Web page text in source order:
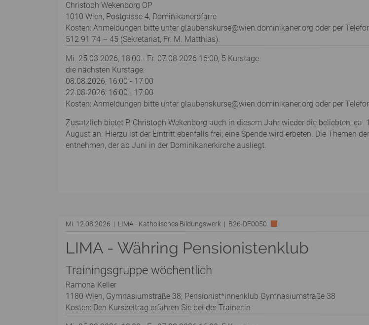
Christoph Wekenborg OP
1010 Wien, Postgasse 4, Dominikanerpfarre
Kosten: Anmeldungen bitte unter glaubenskurse@wien.dominikaner.org oder per
512 91 74 – 45 (Sekretariat, Fr. M. Matthias).
Mi. 25.03.2026, 18:00 - Fr. 07.08.2026 16:00, 5 Kurstage
die nächsten Kurstage:
08.08.2026, 16:00 - 17:00
22.08.2026, 16:00 - 17:00
Kosten: Anmeldungen bitte unter glaubenskurse@wien.dominikaner.org oder per
Zusätzlich bietet P. Christoph Wekenborg auch in diesem Jahr wieder die beliebten,
August an. Hierzu ist der Eintritt ebenfalls frei; eine Spende wird erbeten. Die Themen
entnehmen, der ab Juni in der Dominikanerkirche ausliegt.
Mi. 12.08.2026 | LIMA - Katholisches Bildungswerk | B26-DF0050
LIMA - Währing Pensionistenklub
Trainingsgruppe wöchentlich
Ramona Keller
1180 Wien, Gymnasiumstraße 38, Pensionist*innenklub Gymnasiumstraße 38
Kosten: Den Kursbeitrag erfahren Sie bei der Trainer:in